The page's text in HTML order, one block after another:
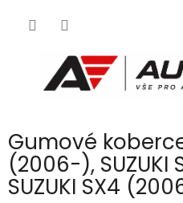
Gumové
(2006-),
SUZUKI SX4